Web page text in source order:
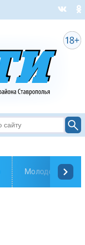
Молодежь